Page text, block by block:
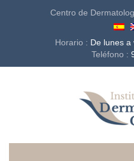
Centro de
Horario : De lunes a
Teléfono :